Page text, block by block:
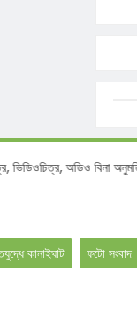
অডিও বিনা অনুমতিতে
কানাইঘাট ফটো সংবাদ